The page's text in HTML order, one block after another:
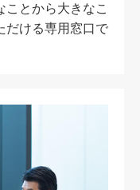
とから大きなこ
だける専用窓口で